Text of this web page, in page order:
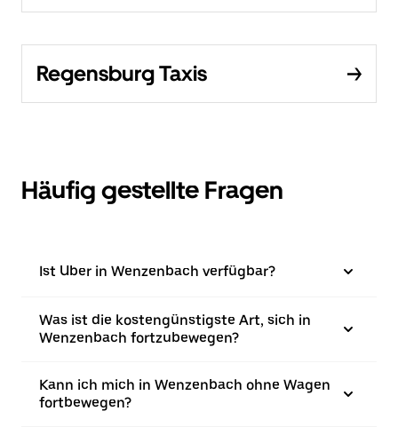
Regensburg Taxis
Häufig gestellte Fragen
Ist Uber in Wenzenbach verfügbar?
Was ist die kostengünstigste Art, sich in
Wenzenbach fortzubewegen?
Kann ich mich in Wenzenbach ohne Wagen
fortbewegen?